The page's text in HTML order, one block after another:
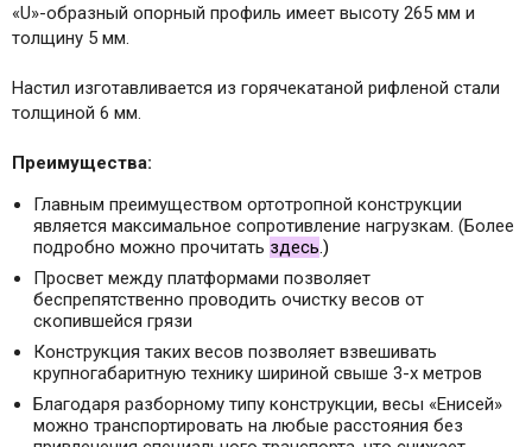
«U»-образный опорный профиль имеет высоту 265 мм и
толщину 5 мм.
Настил изготавливается из горячекатаной рифленой стали
толщиной 6 мм.
Преимущества:
Главным преимуществом ортотропной конструкции
является максимальное сопротивление нагрузкам. (Более
подробно можно прочитать здесь.)
Просвет между платформами позволяет
беспрепятственно проводить очистку весов от
скопившейся грязи
Конструкция таких весов позволяет взвешивать
крупногабаритную технику шириной свыше 3-х метров
Благодаря разборному типу конструкции, весы «Енисей»
можно транспортировать на любые расстояния без